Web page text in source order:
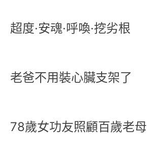
超度·安魂·呼喚·挖劣根
老爸不用裝心臟支架了
78歲女功友照顧百歲老母